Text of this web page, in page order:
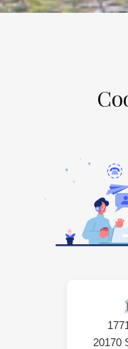
20170